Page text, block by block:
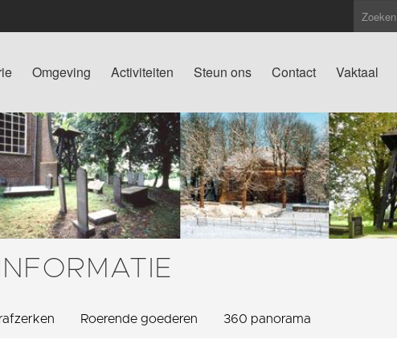
Omgeving Activiteiten Steun ons Contact Vaktaal
Roerende goederen 360 panorama